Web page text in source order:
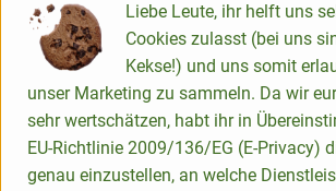
Fassungsvermögen: 300 ml
Material: Steinzeug
Produktinformationen
Liebe Leute, ihr helft uns
Cookies zulasst (bei uns
Kekse!) und uns somit
unser Marketing zu sammeln. Da wir
sehr wertschätzen, habt ihr in
EU-Richtlinie 2009/136/EG (E-Privacy)
genau einzustellen, an welche